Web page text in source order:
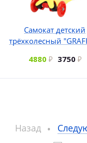
Самокат детский
трёхколесный
4880
3750
Назад